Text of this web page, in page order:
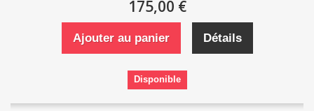
175,00 €
Ajouter au panier Détails
Disponible